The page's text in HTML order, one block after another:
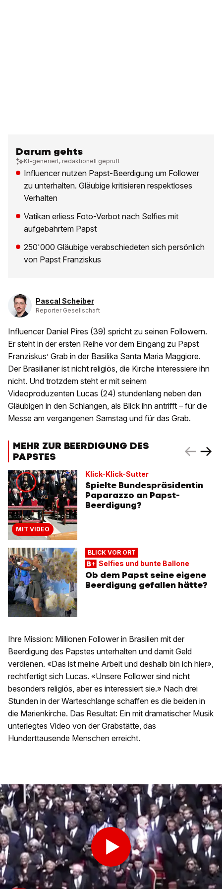
Darum gehts
KI-generiert, redaktionell geprüft
Influencer nutzen Papst-Beerdigung um Follower
zu unterhalten. Gläubige kritisieren respektloses
Verhalten
Vatikan erliess Foto-Verbot nach Selfies mit
aufgebahrtem Papst
250'000 Gläubige verabschiedeten sich persönlich
von Papst Franziskus
Pascal Scheiber
Reporter Gesellschaft
Influencer Daniel Pires (39) spricht zu seinen Followern.
Er steht in der ersten Reihe vor dem Eingang zu Papst
Franziskus’ Grab in der Basilika Santa Maria Maggiore.
Der Brasilianer ist nicht religiös, die Kirche interessiere ihn
nicht. Und trotzdem steht er mit seinem
Videoproduzenten Lucas (24) stundenlang neben den
Gläubigen in den Schlangen, als Blick ihn antrifft – für die
Messe am vergangenen Samstag und für das Grab.
MEHR ZUR BEERDIGUNG DES
PAPSTES
MIT VIDEO
Klick-Klick-Sutter
Spielte Bundespräsidentin
Paparazzo an Papst-
Beerdigung?
BLICK VOR ORT
Selfies und bunte Ballone
Ob dem Papst seine eigene
Beerdigung gefallen hätte?
Ihre Mission: Millionen Follower in Brasilien mit der
Beerdigung des Papstes unterhalten und damit Geld
verdienen. «Das ist meine Arbeit und deshalb bin ich hier»,
rechtfertigt sich Lucas. «Unsere Follower sind nicht
besonders religiös, aber es interessiert sie.» Nach drei
Stunden in der Warteschlange schaffen es die beiden in
die Marienkirche. Das Resultat: Ein mit dramatischer Musik
unterlegtes Video von der Grabstätte, das
Hunderttausende Menschen erreicht.